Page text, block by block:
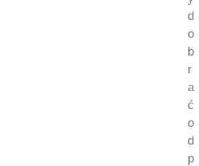
d
o
b
r
a
ć
o
d
p